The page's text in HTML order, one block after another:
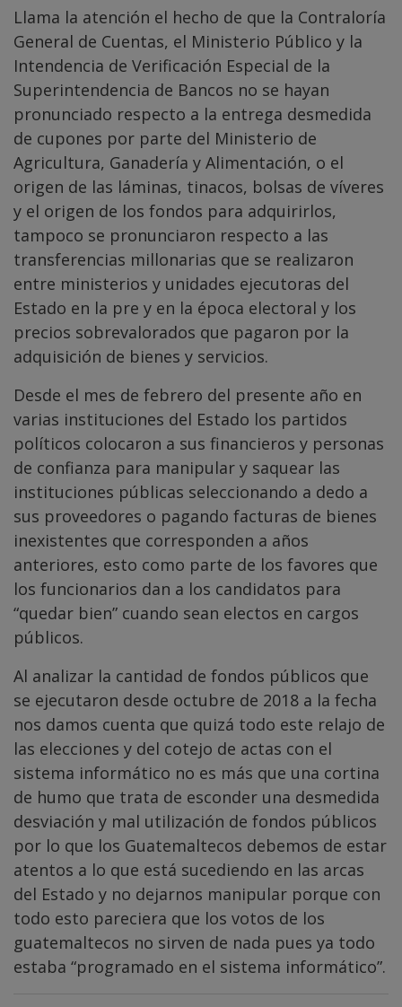
Llama la atención el hecho de que la Contraloría
General de Cuentas, el Ministerio Público y la
Intendencia de Verificación Especial de la
Superintendencia de Bancos no se hayan
pronunciado respecto a la entrega desmedida
de cupones por parte del Ministerio de
Agricultura, Ganadería y Alimentación, o el
origen de las láminas, tinacos, bolsas de víveres
y el origen de los fondos para adquirirlos,
tampoco se pronunciaron respecto a las
transferencias millonarias que se realizaron
entre ministerios y unidades ejecutoras del
Estado en la pre y en la época electoral y los
precios sobrevalorados que pagaron por la
adquisición de bienes y servicios.
Desde el mes de febrero del presente año en
varias instituciones del Estado los partidos
políticos colocaron a sus financieros y personas
de confianza para manipular y saquear las
instituciones públicas seleccionando a dedo a
sus proveedores o pagando facturas de bienes
inexistentes que corresponden a años
anteriores, esto como parte de los favores que
los funcionarios dan a los candidatos para
“quedar bien” cuando sean electos en cargos
públicos.
Al analizar la cantidad de fondos públicos que
se ejecutaron desde octubre de 2018 a la fecha
nos damos cuenta que quizá todo este relajo de
las elecciones y del cotejo de actas con el
sistema informático no es más que una cortina
de humo que trata de esconder una desmedida
desviación y mal utilización de fondos públicos
por lo que los Guatemaltecos debemos de estar
atentos a lo que está sucediendo en las arcas
del Estado y no dejarnos manipular porque con
todo esto pareciera que los votos de los
guatemaltecos no sirven de nada pues ya todo
estaba “programado en el sistema informático”.